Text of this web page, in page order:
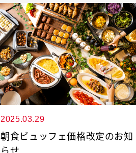
2025.03.29
朝食ビュッフェ価格改定のお知
らせ